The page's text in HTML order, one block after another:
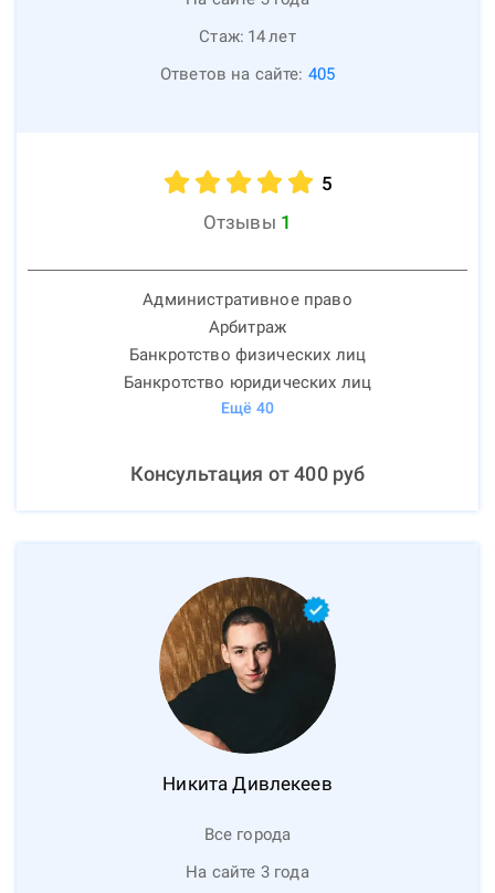
Стаж: 14лет
Ответов на сайте: 405
5
Отзывы 1
Административное право
Арбитраж
Банкротство физических лиц
Банкротство юридических лиц
Ещё 40
Консультация от400руб
Никита Дивлекеев
Все города
На сайте 3 года